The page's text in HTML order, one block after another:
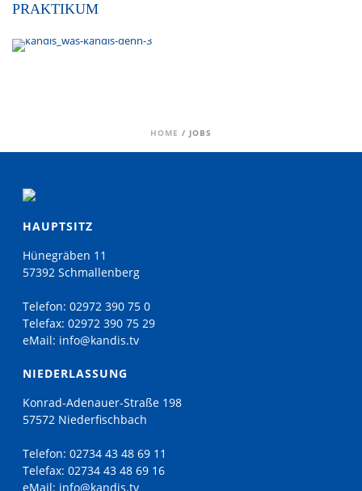
PRAKTIKUM
HOME / JOBS
HAUPTSITZ
Hünegräben 11
57392 Schmallenberg
Telefon: 02972 390 75 0
Telefax: 02972 390 75 29
eMail: info@kandis.tv
NIEDERLASSUNG
Konrad-Adenauer-Straße 198
57572 Niederfischbach
Telefon: 02734 43 48 69 11
Telefax: 02734 43 48 69 16
eMail: info@kandis.tv